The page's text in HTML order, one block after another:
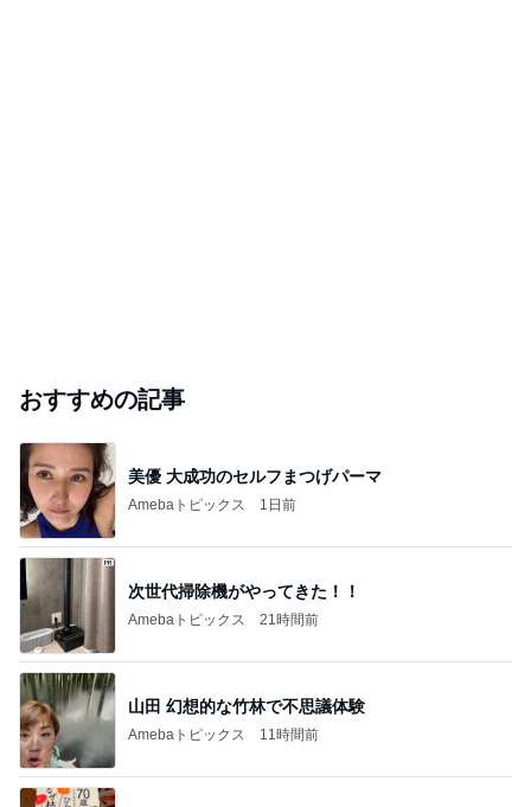
おすすめの記事
美優 大成功のセルフまつげパーマ
Amebaトピックス 1日前
次世代掃除機がやってきた！！
Amebaトピックス 21時間前
山田 幻想的な竹林で不思議体験
Amebaトピックス 11時間前